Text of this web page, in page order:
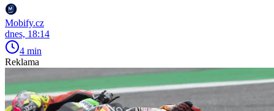
Mobify.cz
dnes, 18:14
4 min
Reklama